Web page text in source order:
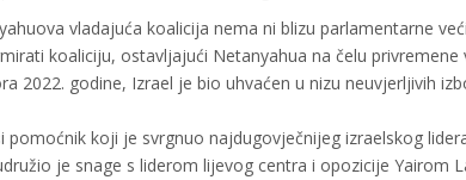
vladajuća koalicija nema ni blizu parlamentarne
koaliciju, ostavljajući Netanyahua na čelu privremene
2022. godine, Izrael je bio uhvaćen u nizu neuvjerljivih
koji je svrgnuo najdugovječnijeg izraelskog
je snage s liderom lijevog centra i opozicije Yairom